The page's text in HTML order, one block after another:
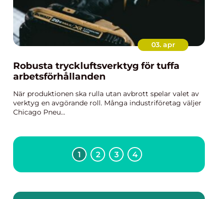
03. apr
Robusta tryckluftsverktyg för tuffa
arbetsförhållanden
När produktionen ska rulla utan avbrott spelar valet av
verktyg en avgörande roll. Många industriföretag väljer
Chicago Pneu...
1 2 3 4